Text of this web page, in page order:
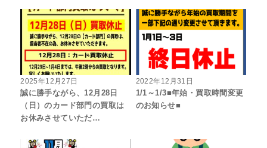
2025年12月27日
誠に勝手ながら、12月28日
（日）のカード部門の買取は
お休みさせていただ…
2022年12月31日
1/1～1/3■年始・買取時間変更
のお知らせ■